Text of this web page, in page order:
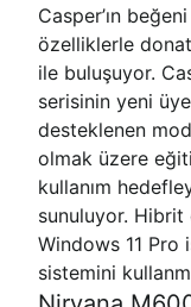
Casper’ın
özelliklerle
ile buluşuyor.
serisinin yeni
desteklenen
olmak üzere
kullanım
sunuluyor. Hibrit
Windows 11
sistemini